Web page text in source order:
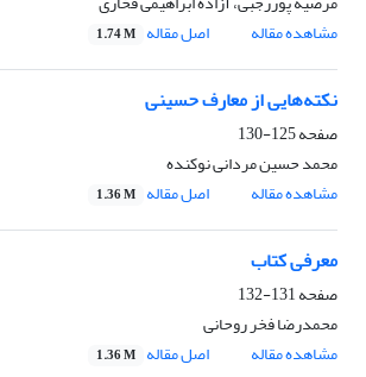
مشاهده مقاله
اصل مقاله 1.74 M
نکته‌هایی از معارف حسینی
صفحه125-130
محمد حسین مردانی نوکنده
مشاهده مقاله
اصل مقاله 1.36 M
معرفی کتاب
صفحه131-132
محمدرضا فخر روحانی
مشاهده مقاله
اصل مقاله 1.36 M